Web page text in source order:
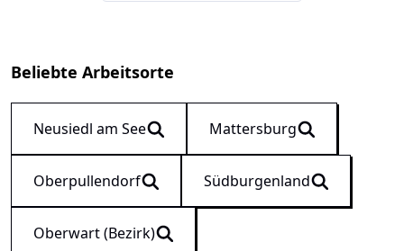
Beliebte Arbeitsorte
Neusiedl am See Mattersburg
Oberpullendorf Südburgenland
Oberwart (Bezirk)